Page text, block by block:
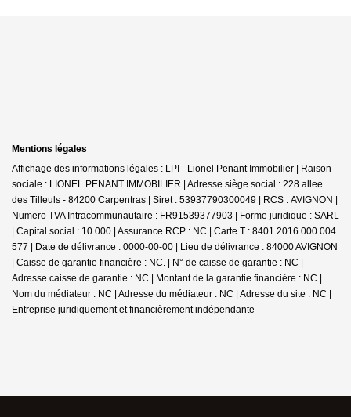
Mentions légales
Affichage des informations légales : LPI - Lionel Penant Immobilier | Raison
sociale : LIONEL PENANT IMMOBILIER | Adresse siège social : 228 allee
des Tilleuls - 84200 Carpentras | Siret : 53937790300049 | RCS : AVIGNON |
Numero TVA Intracommunautaire : FR91539377903 | Forme juridique : SARL
| Capital social : 10 000 | Assurance RCP : NC | Carte T : 8401 2016 000 004
577 | Date de délivrance : 0000-00-00 | Lieu de délivrance : 84000 AVIGNON
| Caisse de garantie financière : NC. | N° de caisse de garantie : NC |
Adresse caisse de garantie : NC | Montant de la garantie financière : NC |
Nom du médiateur : NC | Adresse du médiateur : NC | Adresse du site : NC |
Entreprise juridiquement et financièrement indépendante